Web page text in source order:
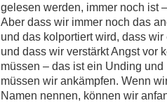
gelesen werden, immer noch ist
Aber dass wir immer noch das
und das kolportiert wird, dass
und dass wir verstärkt Angst vor
müssen – das ist ein Unding
müssen wir ankämpfen. Wenn
Namen nennen, können wir